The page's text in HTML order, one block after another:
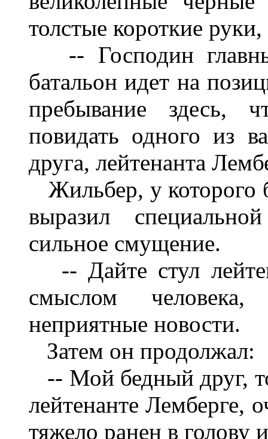
толстые короткие
-- Господин
батальон идет на
пребывание здесь,
повидать одного из
друга, лейтенанта
Жильбер, у которого
выразил
сильное смущение.
-- Дайте стул
смыслом
неприятные новости.
Затем он продолжал:
-- Мой бедный друг,
лейтенанте Лемберге,
тяжело ранен в голову